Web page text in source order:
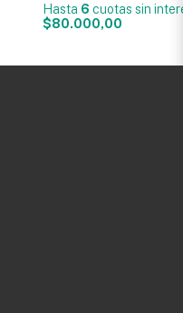
Hasta 6 cuotas sin
$80.000,00